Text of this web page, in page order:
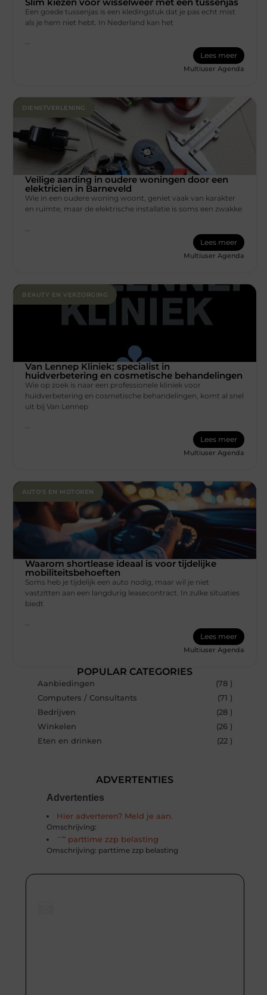
POPULAR CATEGORIES
Aanbiedingen
(78 )
Computers / Consultants
(71 )
Bedrijven
(28 )
Winkelen
(26 )
Eten en drinken
(22 )
ADVERTENTIES
Advertenties
Hier adverteren? Meld je aan.
Omschrijving:
parttime zzp belasting
Omschrijving: parttime zzp belasting
Een goede tussenjas is een kledingstuk dat je pas echt mist
als je hem niet hebt. In Nederland kan het
...
Lees meer
Multiuser Agenda
DIENSTVERLENING
Veilige aarding in oudere woningen door een
elektricien in Barneveld
Wie in een oudere woning woont, geniet vaak van karakter
en ruimte, maar de elektrische installatie is soms een zwakke
Lees meer
Multiuser Agenda
BEAUTY EN VERZORGING
Van Lennep Kliniek: specialist in
huidverbetering en cosmetische behandelingen
Wie op zoek is naar een professionele kliniek voor
huidverbetering en cosmetische behandelingen, komt al snel
uit bij Van Lennep
Lees meer
Multiuser Agenda
AUTO'S EN MOTOREN
Waarom shortlease ideaal is voor tijdelijke
mobiliteitsbehoeften
Soms heb je tijdelijk een auto nodig, maar wil je niet
vastzitten aan een langdurig leasecontract. In zulke situaties
biedt
...
Lees meer
Multiuser Agenda